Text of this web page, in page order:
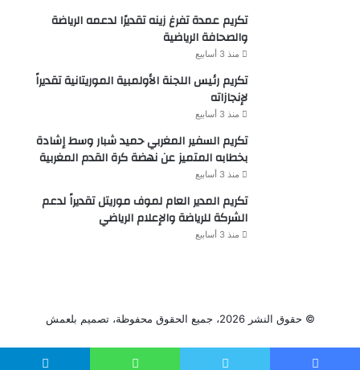
تكريم عمدة تفرغ زينه تقديرًا لدعمه الرياضة
والصحافة الرياضية
منذ 3 أسابيع
تكريم رئيس اللجنة الأولمبية الموريتانية تقديراً
لإنجازاته
منذ 3 أسابيع
تكريم السفير المغربي حميد شبار وسط إشادة
بخطابه المتميز عن نهضة كرة القدم المغربية
منذ 3 أسابيع
تكريم المدير العام لموف موريتل تقديراً لدعم
الشركة للرياضة والإعلام الرياضي
منذ 3 أسابيع
© حقوق النشر 2026، جميع الحقوق محفوظة، تصميم بلعمش